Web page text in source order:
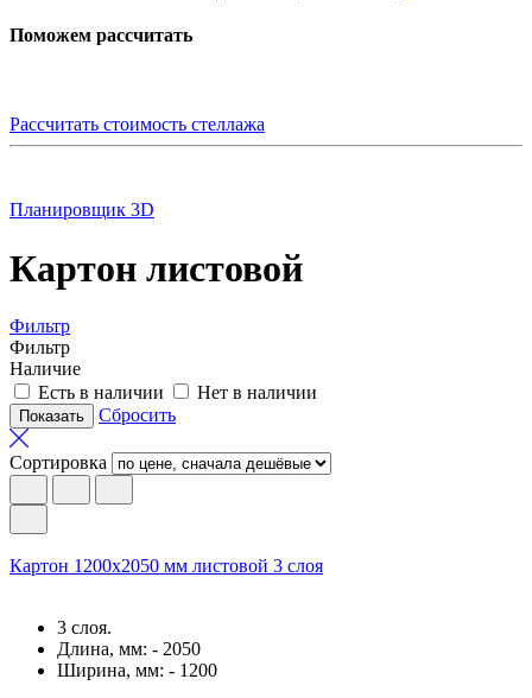
Поможем рассчитать
Рассчитать стоимость стеллажа
Планировщик 3D
Картон листовой
Фильтр
Фильтр
Наличие
Есть в наличии
Нет в наличии
Сбросить
Сортировка
Картон 1200х2050 мм листовой 3 слоя
3 слоя.
Длина, мм: - 2050
Ширина, мм: - 1200